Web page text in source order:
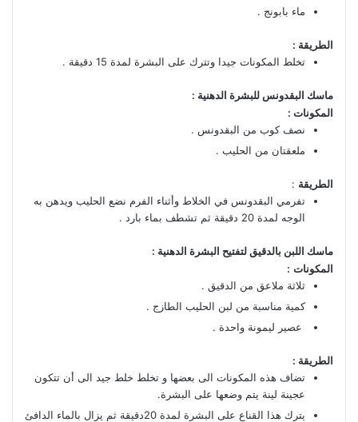
ماء بابونج .
الطريقة :
تخلط المكونات جيدا وتترك على البشرة لمدة 15 دقيقة .
ماسك البقدونس للبشرة الدهنية :
المكونات :
نصف كوب من البقدونس .
ملعقتان من الحليب .
الطريقة :
تفرمي البقدونس في الخلاط وأثناء الفرم نضع الحليب ويدهن به
الوجه لمدة 20 دقيقة ثم تشطف بماء بارد .
ماسك اللبن بالدقيق لتفتيح البشرة الدهنية :
المكونات :
ثلاثة ملاعق من الدقيق .
كمية مناسبة من لبن الحليب الطازج .
عصير ليمونة واحدة .
الطريقة :
تضاف هذه المكونات الى بعضها و تخلط خلط جيد الى أن تتكون
عجينة لينة يتم وضعها على البشرة.
يترك هذا القناع على البشرة لمدة 20دقيقة ثم يزال بالماء الدافئ